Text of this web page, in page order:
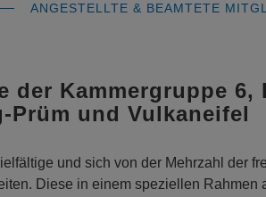
ANGESTELLTE & BEAMTETE
Kammergruppe 6,
und Vulkaneifel
und sich von der Mehrzahl der
Diese in einem speziellen Rahmen